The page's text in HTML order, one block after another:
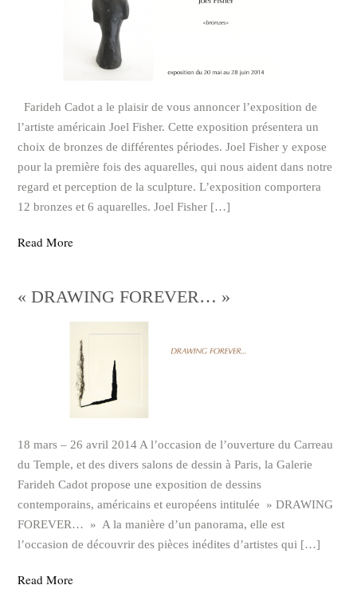
Farideh Cadot a le plaisir de vous annoncer l’exposition de
l’artiste américain Joel Fisher. Cette exposition présentera un
choix de bronzes de différentes périodes. Joel Fisher y expose
pour la première fois des aquarelles, qui nous aident dans notre
regard et perception de la sculpture. L’exposition comportera
12 bronzes et 6 aquarelles. Joel Fisher […]
Read More
« DRAWING FOREVER… »
18 mars – 26 avril 2014 A l’occasion de l’ouverture du Carreau
du Temple, et des divers salons de dessin à Paris, la Galerie
Farideh Cadot propose une exposition de dessins
contemporains, américains et européens intitulée » DRAWING
FOREVER… » A la manière d’un panorama, elle est
l’occasion de découvrir des pièces inédites d’artistes qui […]
Read More